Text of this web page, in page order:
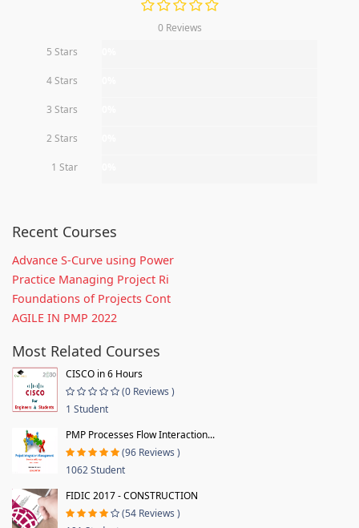
0 Reviews
5 Stars
4 Stars
3 Stars
2 Stars
1 Star
Recent Courses
Advance S-Curve using Power
Practice Managing Project Ri
Foundations of Projects Cont
AGILE IN PMP 2022
Most Related Courses
CISCO in 6 Hours
(0 Reviews )
1 Student
PMP Processes Flow Interaction...
(96 Reviews )
1062 Student
FIDIC 2017 - CONSTRUCTION
(54 Reviews )